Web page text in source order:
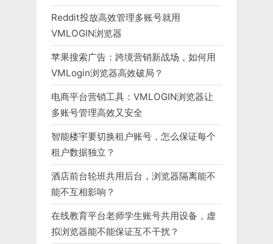
Reddit投放高效管理多账号就用
VMLOGIN浏览器
苹果搜索广告：跨境营销新战场，如何用
VMLogin浏览器高效破局？
电商平台营销工具：VMLOGIN浏览器让
多账号管理高效又安全
智能楼宇要切换租户账号，怎么保证每个
租户数据独立？
酒店前台轮班共用后台，浏览器隔离能不
能不互相影响？
在线教育平台老师学生账号共用设备，虚
拟浏览器能不能保证互不干扰？